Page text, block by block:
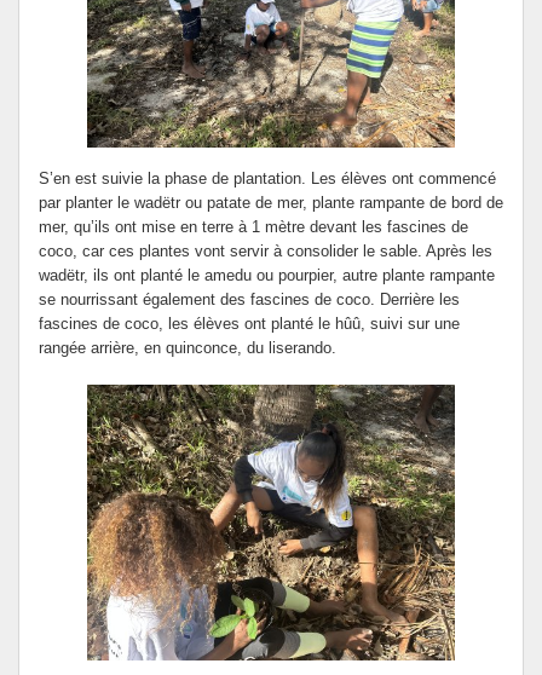
S’en est suivie la phase de plantation. Les élèves ont commencé
par planter le wadëtr ou patate de mer, plante rampante de bord de
mer, qu’ils ont mise en terre à 1 mètre devant les fascines de
coco, car ces plantes vont servir à consolider le sable. Après les
wadëtr, ils ont planté le amedu ou pourpier, autre plante rampante
se nourrissant également des fascines de coco. Derrière les
fascines de coco, les élèves ont planté le hûû, suivi sur une
rangée arrière, en quinconce, du liserando.